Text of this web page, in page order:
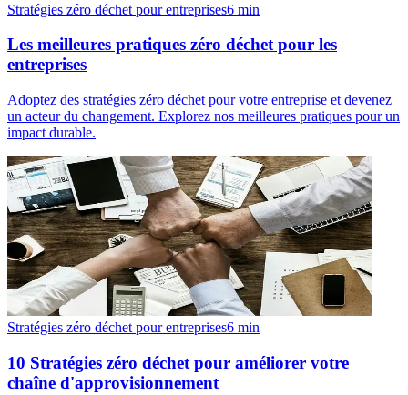
Stratégies zéro déchet pour entreprises6 min
Les meilleures pratiques zéro déchet pour les
entreprises
Adoptez des stratégies zéro déchet pour votre entreprise et devenez
un acteur du changement. Explorez nos meilleures pratiques pour un
impact durable.
Stratégies zéro déchet pour entreprises6 min
10 Stratégies zéro déchet pour améliorer votre
chaîne d'approvisionnement